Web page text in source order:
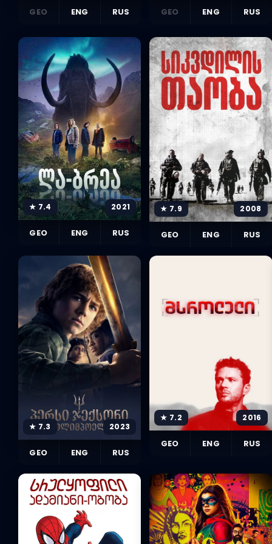
GEO ENG RUS GEO ENG RUS
★ 7.4 2021
GEO ENG RUS
★ 7.9 2008
GEO ENG RUS
★ 7.3 2023
GEO ENG RUS
★ 7.2 2016
GEO ENG RUS